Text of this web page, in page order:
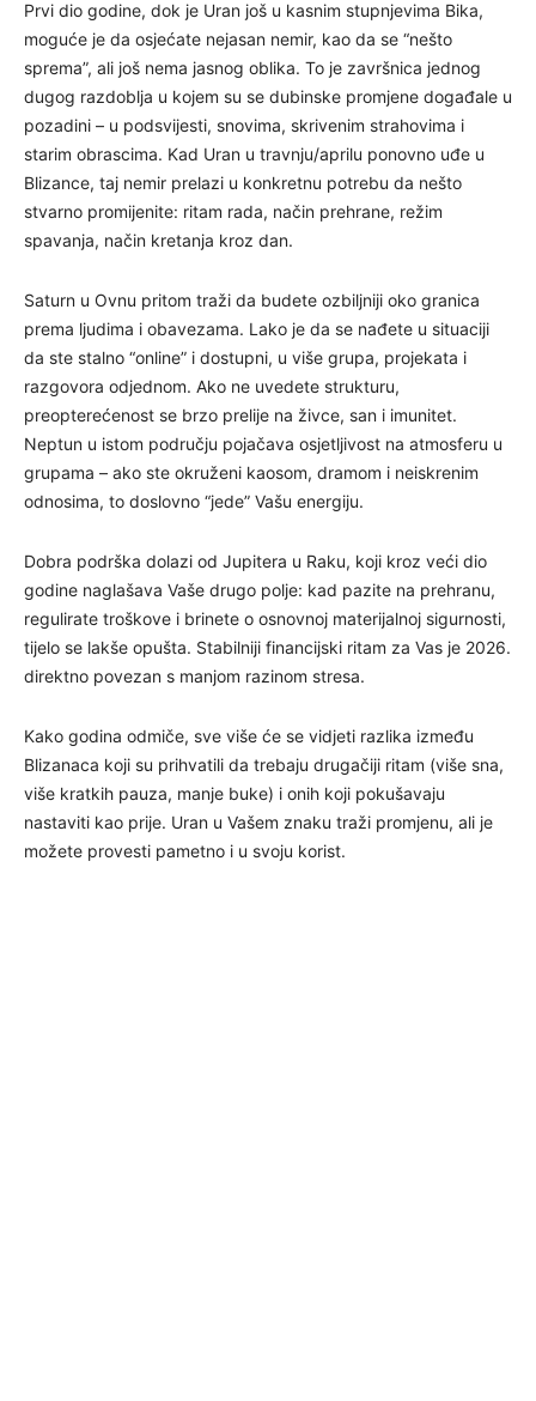
Prvi dio godine, dok je Uran još u kasnim stupnjevima Bika,
moguće je da osjećate nejasan nemir, kao da se “nešto
sprema”, ali još nema jasnog oblika. To je završnica jednog
dugog razdoblja u kojem su se dubinske promjene događale u
pozadini – u podsvijesti, snovima, skrivenim strahovima i
starim obrascima. Kad Uran u travnju/aprilu ponovno uđe u
Blizance, taj nemir prelazi u konkretnu potrebu da nešto
stvarno promijenite: ritam rada, način prehrane, režim
spavanja, način kretanja kroz dan.
Saturn u Ovnu pritom traži da budete ozbiljniji oko granica
prema ljudima i obavezama. Lako je da se nađete u situaciji
da ste stalno “online” i dostupni, u više grupa, projekata i
razgovora odjednom. Ako ne uvedete strukturu,
preopterećenost se brzo prelije na živce, san i imunitet.
Neptun u istom području pojačava osjetljivost na atmosferu u
grupama – ako ste okruženi kaosom, dramom i neiskrenim
odnosima, to doslovno “jede” Vašu energiju.
Dobra podrška dolazi od Jupitera u Raku, koji kroz veći dio
godine naglašava Vaše drugo polje: kad pazite na prehranu,
regulirate troškove i brinete o osnovnoj materijalnoj sigurnosti,
tijelo se lakše opušta. Stabilniji financijski ritam za Vas je 2026.
direktno povezan s manjom razinom stresa.
Kako godina odmiče, sve više će se vidjeti razlika između
Blizanaca koji su prihvatili da trebaju drugačiji ritam (više sna,
više kratkih pauza, manje buke) i onih koji pokušavaju
nastaviti kao prije. Uran u Vašem znaku traži promjenu, ali je
možete provesti pametno i u svoju korist.